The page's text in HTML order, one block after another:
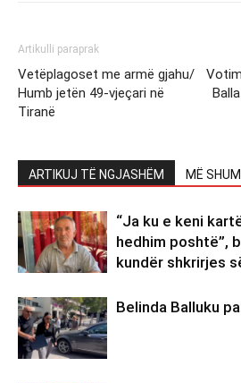
Artikulli paraprak
Vetëplagoset me armë gjahu/
Humb jetën 49-vjeçari në
Tiranë
ARTIKUJ TË NGJASHËM MË
“Ja ku e keni
hedhim poshtë”,
kundër shkrirjes
Belinda Balluku